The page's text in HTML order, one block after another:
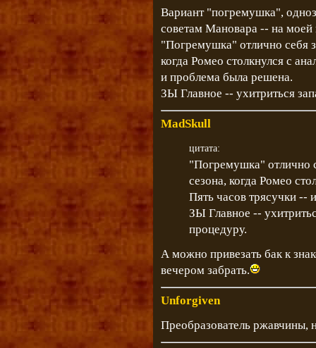
Вариант "погремушка",
советам Мановара -- на моей
"Погремушка" отлично себя
когда Ромео столкнулся с
и проблема была решена.
ЗЫ Главное -- ухитриться
MadSkull
цитата:
"Погремушка" отлично
сезона, когда Ромео
Пять часов трясучки --
ЗЫ Главное --
процедуру.
А можно привезать бак к
вечером забрать.
Unforgiven
Преобразователь